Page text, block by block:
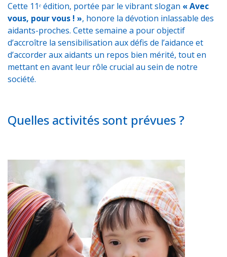
Cette 11ᵉ édition, portée par le vibrant slogan « Avec
vous, pour vous ! », honore la dévotion inlassable des
aidants-proches. Cette semaine a pour objectif
d’accroître la sensibilisation aux défis de l’aidance et
d’accorder aux aidants un repos bien mérité, tout en
mettant en avant leur rôle crucial au sein de notre
société.
Quelles activités sont prévues ?